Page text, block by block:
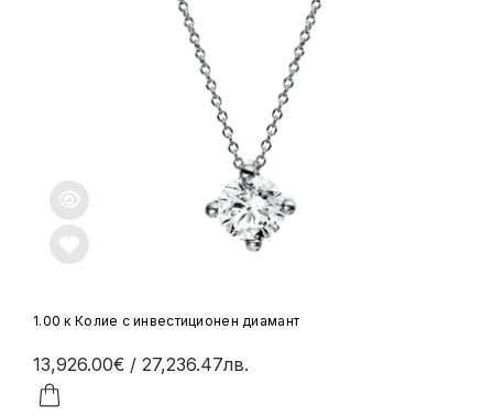
1.00 к Колие с инвестиционен диамант
13,926.00€ / 27,236.47лв.